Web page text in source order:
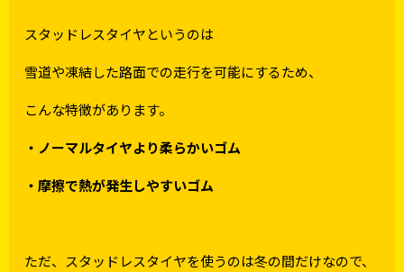
スタッドレスタイヤというのは
雪道や凍結した路面での走行を可能にするため、
こんな特徴があります。
・ノーマルタイヤより柔らかいゴム
・摩擦で熱が発生しやすいゴム
ただ、スタッドレスタイヤを使うのは冬の間だけなので、